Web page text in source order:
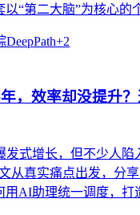
“第二大脑”为核心的
DeepPath+2
，效率却没提升
发式增长，但不少人陷
从真实痛点出发，分
AI助理统一调度，打